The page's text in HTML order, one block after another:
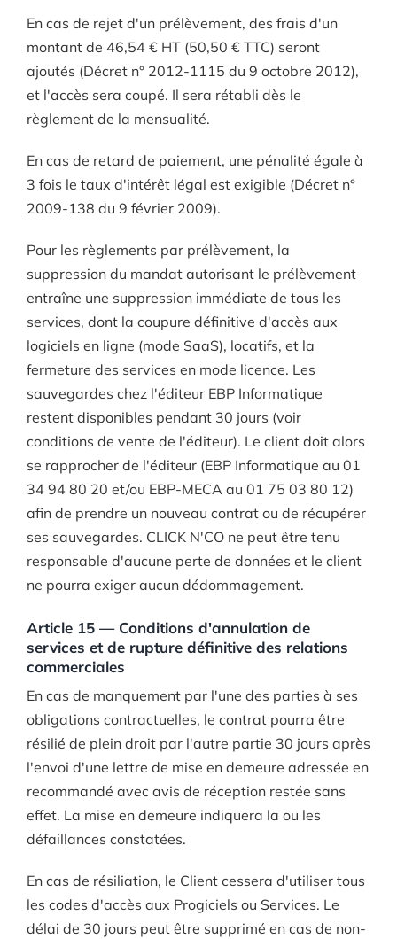
En cas de rejet d'un prélèvement, des frais d'un
montant de 46,54 € HT (50,50 € TTC) seront
ajoutés (Décret n° 2012-1115 du 9 octobre 2012),
et l'accès sera coupé. Il sera rétabli dès le
règlement de la mensualité.
En cas de retard de paiement, une pénalité égale à
3 fois le taux d'intérêt légal est exigible (Décret n°
2009-138 du 9 février 2009).
Pour les règlements par prélèvement, la
suppression du mandat autorisant le prélèvement
entraîne une suppression immédiate de tous les
services, dont la coupure définitive d'accès aux
logiciels en ligne (mode SaaS), locatifs, et la
fermeture des services en mode licence. Les
sauvegardes chez l'éditeur EBP Informatique
restent disponibles pendant 30 jours (voir
conditions de vente de l'éditeur). Le client doit alors
se rapprocher de l'éditeur (EBP Informatique au 01
34 94 80 20 et/ou EBP-MECA au 01 75 03 80 12)
afin de prendre un nouveau contrat ou de récupérer
ses sauvegardes. CLICK N'CO ne peut être tenu
responsable d'aucune perte de données et le client
ne pourra exiger aucun dédommagement.
Article 15 — Conditions d'annulation de
services et de rupture définitive des relations
commerciales
En cas de manquement par l'une des parties à ses
obligations contractuelles, le contrat pourra être
résilié de plein droit par l'autre partie 30 jours après
l'envoi d'une lettre de mise en demeure adressée en
recommandé avec avis de réception restée sans
effet. La mise en demeure indiquera la ou les
défaillances constatées.
En cas de résiliation, le Client cessera d'utiliser tous
les codes d'accès aux Progiciels ou Services. Le
délai de 30 jours peut être supprimé en cas de non-